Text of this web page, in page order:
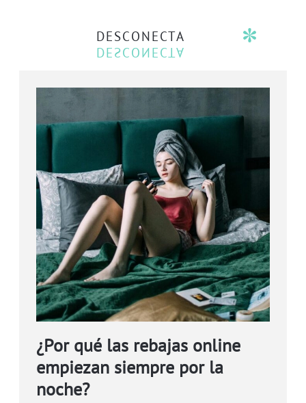
DESCONECTA
¿Por qué las rebajas online
empiezan siempre por la
noche?